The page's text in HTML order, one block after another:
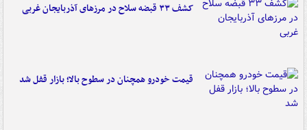
کشف ۳۳ قبضه سلاح در مرزهای آذربایجان غربی
قیمت خودرو همچنان در سطوح بالا؛ بازار قفل شد